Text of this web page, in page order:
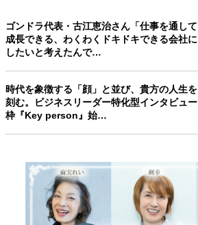
ゴンドラ代表・古江恵治さん「仕事を通して
成長できる、わくわくドキドキできる会社に
したいと考えたんで…
時代を象徴する「顔」と並び、貴方の人生を
刻む。ビジネスリーダー特化型インタビュー
枠『Key person』始…